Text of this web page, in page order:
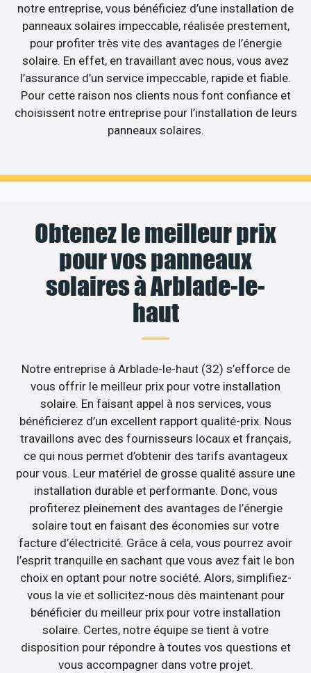
notre entreprise, vous bénéficiez d’une installation de
panneaux solaires impeccable, réalisée prestement,
pour profiter très vite des avantages de l’énergie
solaire. En effet, en travaillant avec nous, vous avez
l’assurance d’un service impeccable, rapide et fiable.
Pour cette raison nos clients nous font confiance et
choisissent notre entreprise pour l’installation de leurs
panneaux solaires.
Obtenez le meilleur prix
pour vos panneaux
solaires à Arblade-le-
haut
Notre entreprise à Arblade-le-haut (32) s’efforce de
vous offrir le meilleur prix pour votre installation
solaire. En faisant appel à nos services, vous
bénéficierez d’un excellent rapport qualité-prix. Nous
travaillons avec des fournisseurs locaux et français,
ce qui nous permet d’obtenir des tarifs avantageux
pour vous. Leur matériel de grosse qualité assure une
installation durable et performante. Donc, vous
profiterez pleinement des avantages de l’énergie
solaire tout en faisant des économies sur votre
facture d’électricité. Grâce à cela, vous pourrez avoir
l’esprit tranquille en sachant que vous avez fait le bon
choix en optant pour notre société. Alors, simplifiez-
vous la vie et sollicitez-nous dès maintenant pour
bénéficier du meilleur prix pour votre installation
solaire. Certes, notre équipe se tient à votre
disposition pour répondre à toutes vos questions et
vous accompagner dans votre projet.